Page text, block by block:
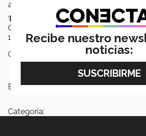
alumno de
‘DisÉxitos
’ se encuentra en el lobby
Commons del campus Santa Fe y
15 de marzo.
Campus:
Etiquetas: Dislexia,
Categoría:
Recibe nuestro
noticias: